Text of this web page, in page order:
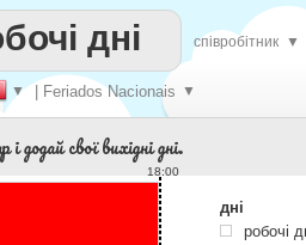
▼ | Feriados Nacionais ▼
дні співробітник ▼
додай свої вихідні дні.
18:00
дні
робочі